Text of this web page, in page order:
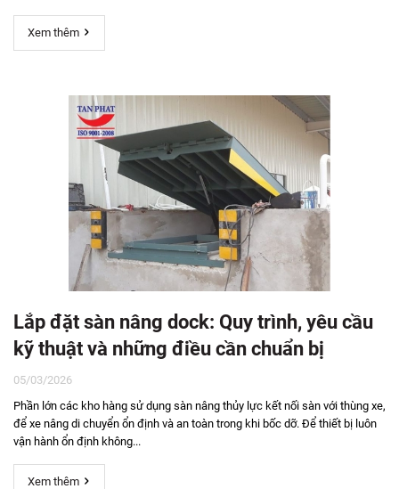
Xem thêm
Lắp đặt sàn nâng dock: Quy trình, yêu cầu
kỹ thuật và những điều cần chuẩn bị
05/03/2026
Phần lớn các kho hàng sử dụng sàn nâng thủy lực kết nối sàn với thùng xe,
để xe nâng di chuyển ổn định và an toàn trong khi bốc dỡ. Để thiết bị luôn
vận hành ổn định không...
Xem thêm